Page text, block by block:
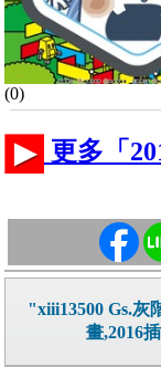
(0)
更多「
"xiii13500 Gs.灰
畫,2016